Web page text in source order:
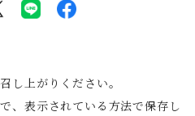
し上がりください。
、表示されている方法で保存し